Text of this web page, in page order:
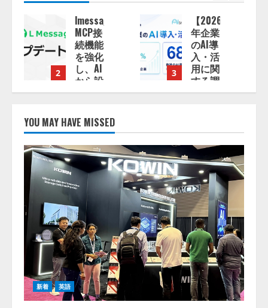
3
【2026
年企業
のAI導
入・活
用に関
する調
査】AI
として
導入で
る企業
は
26.8％。
AI導入
企業の
68.0％
が、自
社での
AI導
入・活
用は
「上手
くいっ
4
ナレッ
ジワー
ク、AI
エンジ
ニア油
井 誠
（@myui）
エージ
ェント
OS」
「営業
領域の
業界特
化
LLM」
の開発
とAI研
究開発
をリー
ド
YOU MAY HAVE MISSED
新着 英語